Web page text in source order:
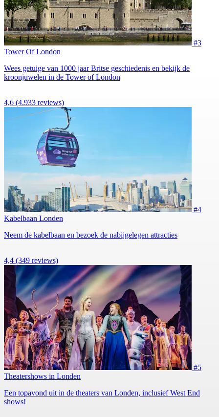
#3
Tower Of London
Wees getuige van 1000 jaar Britse geschiedenis en bekijk de
kroonjuwelen in de Tower of London
4,6 (4.933 reviews)
#4
Kabelbaan Londen
Neem de kabelbaan en bezoek de nabijgelegen attracties
4,4 (349 reviews)
#5
Theatershows in Londen
Een topavond uit in de theaters van Londen, inclusief West End
shows!